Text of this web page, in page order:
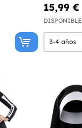
15,99 €
DISPONIBLE